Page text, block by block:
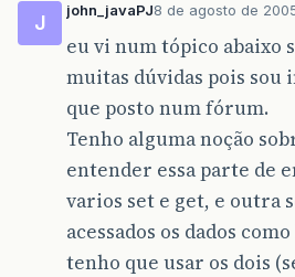
J
john_javaPJ8 de agosto de
eu vi num tópico abaixo
muitas dúvidas pois
que posto num fórum.
Tenho alguma noção
entender essa parte de
varios set e get, e outra
acessados os dados
tenho que usar os dois